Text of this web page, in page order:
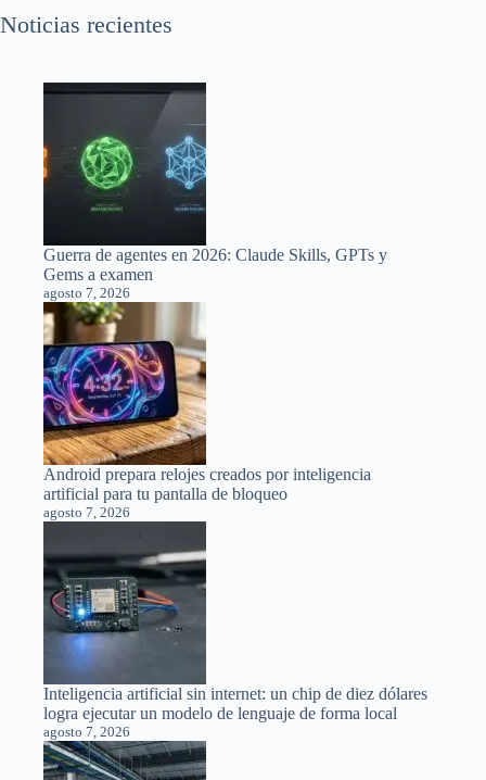
Noticias recientes
Guerra de agentes en 2026: Claude Skills, GPTs y
Gems a examen
agosto 7, 2026
Android prepara relojes creados por inteligencia
artificial para tu pantalla de bloqueo
agosto 7, 2026
Inteligencia artificial sin internet: un chip de diez dólares
logra ejecutar un modelo de lenguaje de forma local
agosto 7, 2026